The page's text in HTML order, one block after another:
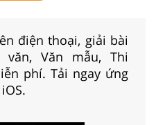
điện thoại, giải bài
văn, Văn mẫu, Thi
phí. Tải ngay ứng